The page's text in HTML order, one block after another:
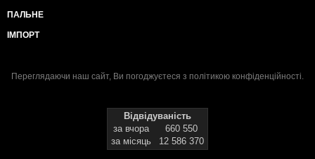
ПАЛЬНЕ
ІМПОРТ
Переглядаючи наш сайт, Ви погоджуєтеся з політикою конфіденційності.
Відвідуваність
за вчора
660 550
за місяць
12 586 370